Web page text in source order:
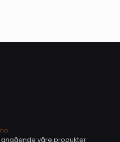
våre produkter